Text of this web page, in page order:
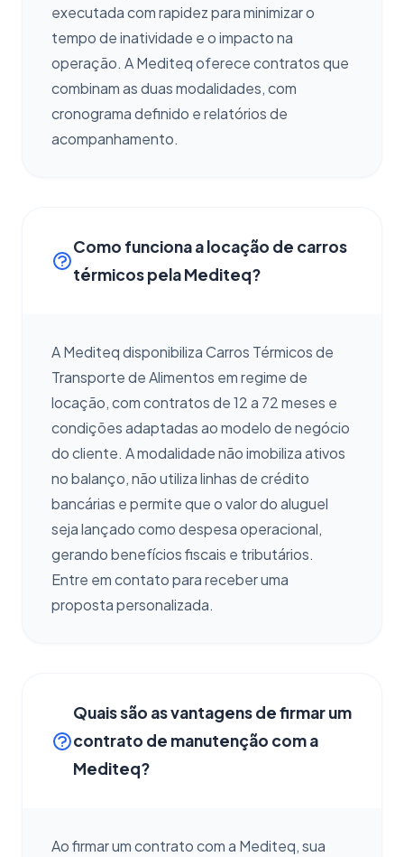
executada com rapidez para minimizar o
tempo de inatividade e o impacto na
operação. A Mediteq oferece contratos que
combinam as duas modalidades, com
cronograma definido e relatórios de
acompanhamento.
Como funciona a locação de carros
térmicos pela Mediteq?
A Mediteq disponibiliza Carros Térmicos de
Transporte de Alimentos em regime de
locação, com contratos de 12 a 72 meses e
condições adaptadas ao modelo de negócio
do cliente. A modalidade não imobiliza ativos
no balanço, não utiliza linhas de crédito
bancárias e permite que o valor do aluguel
seja lançado como despesa operacional,
gerando benefícios fiscais e tributários.
Entre em contato para receber uma
proposta personalizada.
Quais são as vantagens de firmar um
contrato de manutenção com a
Mediteq?
Ao firmar um contrato com a Mediteq, sua